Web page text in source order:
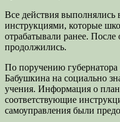
Все действия выполнялись
инструкциями, которые
отрабатывали ранее. После
продолжились.
По поручению губернатора
Бабушкина на социально
учения. Информация о
соответствующие
самоуправления были